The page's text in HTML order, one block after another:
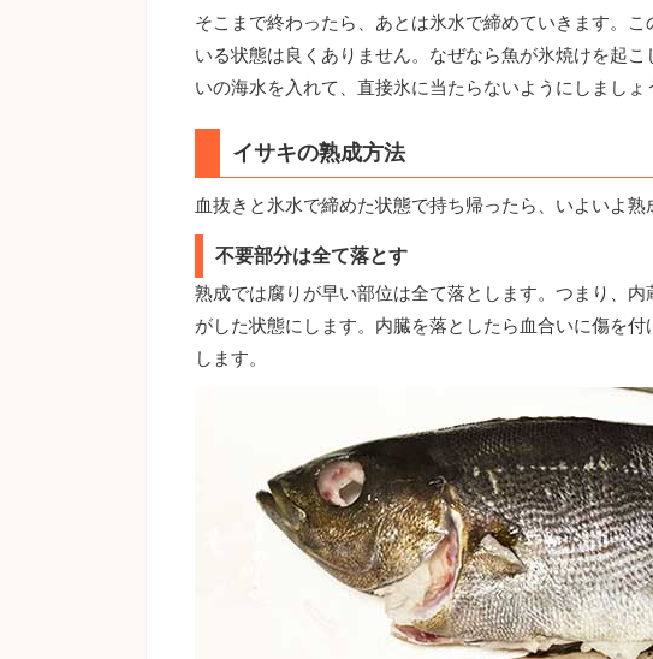
そこまで終わったら、あとは氷水で締めていきます。
いる状態は良くありません。なぜなら魚が氷焼けを起
いの海水を入れて、直接氷に当たらないようにしましょ
イサキの熟成方法
血抜きと氷水で締めた状態で持ち帰ったら、いよいよ熟
不要部分は全て落とす
熟成では腐りが早い部位は全て落とします。つまり、
がした状態にします。内臓を落としたら血合いに傷を
します。